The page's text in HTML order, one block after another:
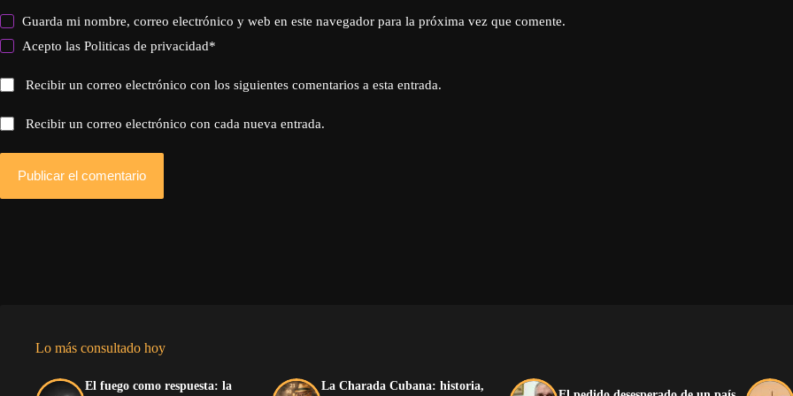
Guarda mi nombre, correo electrónico y web en este navegador para la próxima vez que comente.
Acepto lasPoliticas de privacidad*
Recibir un correo electrónico con los siguientes comentarios a esta entrada.
Recibir un correo electrónico con cada nueva entrada.
Publicar el comentario
Lo más consultado hoy
El fuego como respuesta: la La Charada Cubana: historia,